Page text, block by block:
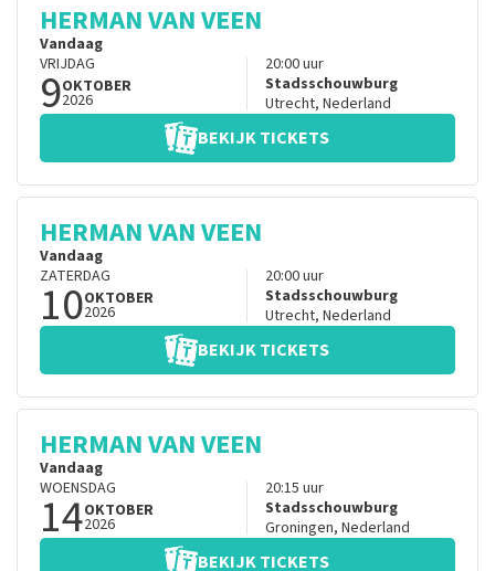
HERMAN VAN VEEN
Vandaag
VRIJDAG
9OKTOBER
2026
20:00uur
Stadsschouwburg
Utrecht, Nederland
BEKIJK TICKETS
HERMAN VAN VEEN
Vandaag
ZATERDAG
10OKTOBER
2026
20:00uur
Stadsschouwburg
Utrecht, Nederland
BEKIJK TICKETS
HERMAN VAN VEEN
Vandaag
WOENSDAG
14OKTOBER
2026
20:15 uur
Stadsschouwburg
Groningen, Nederland
BEKIJK TICKETS